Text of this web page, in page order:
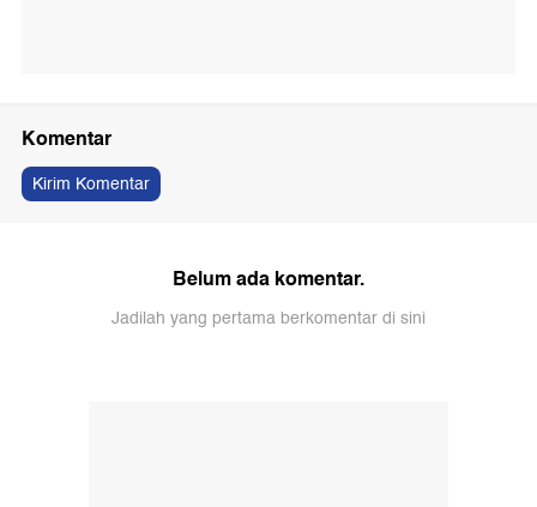
Komentar
Kirim Komentar
Belum ada komentar.
Jadilah yang pertama berkomentar di sini